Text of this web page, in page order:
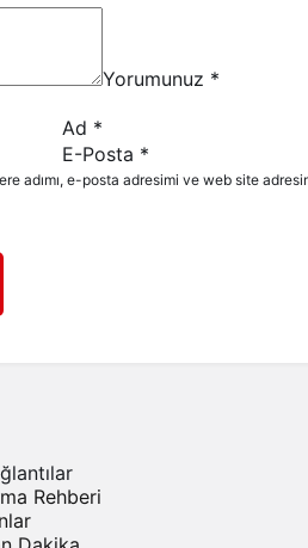
Yorumunuz *
Ad *
E-Posta *
adımı, e-posta adresimi ve web site
Rehberi